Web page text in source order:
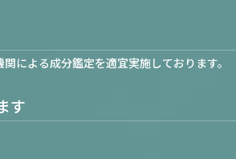
による成分鑑定を適宜実施しております。
す